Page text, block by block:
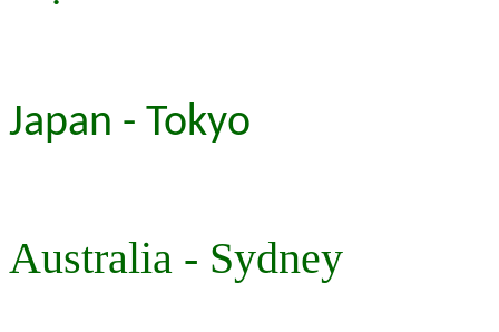
Japan - Tokyo
Australia - Sydney